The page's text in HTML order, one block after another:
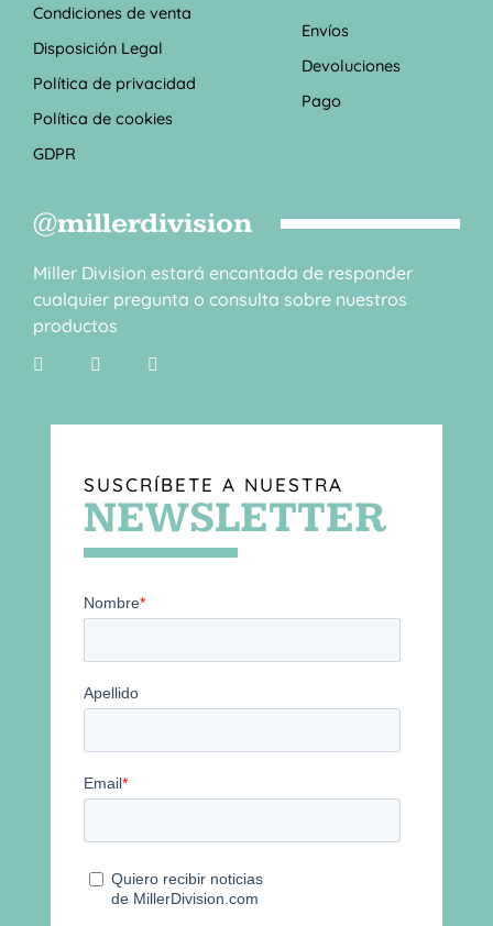
Condiciones de venta
Disposición Legal
Política de privacidad
Política de cookies
GDPR
Envíos
Devoluciones
Pago
@millerdivision
Miller Division estará encantada de responder
cualquier pregunta o consulta sobre nuestros
productos
SUSCRÍBETE A NUESTRA
NEWSLETTER